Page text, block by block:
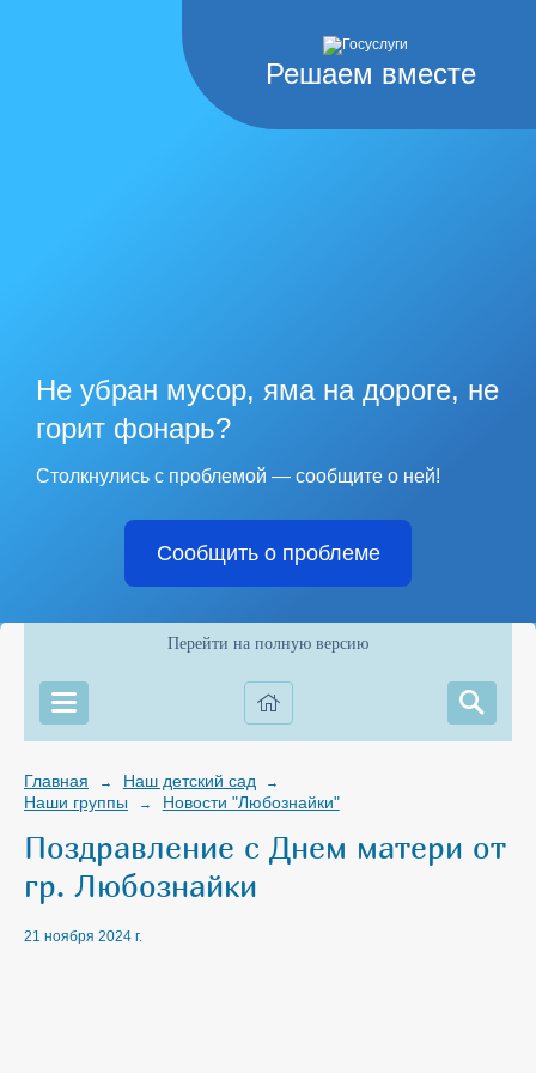
Решаем вместе
Не убран мусор, яма на дороге, не
горит фонарь?
Столкнулись с проблемой — сообщите о ней!
Сообщить о проблеме
Перейти на полную версию
Главная → Наш детский сад →
Наши группы → Новости "Любознайки"
Поздравление с Днем матери от
гр. Любознайки
21 ноября 2024 г.